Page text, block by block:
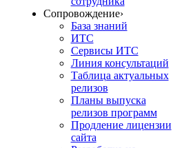
Сопровождение›
База знаний
ИТС
Сервисы ИТС
Линия консультаций
Таблица актуальных
релизов
Планы выпуска
релизов программ
Продление лицензии
сайта